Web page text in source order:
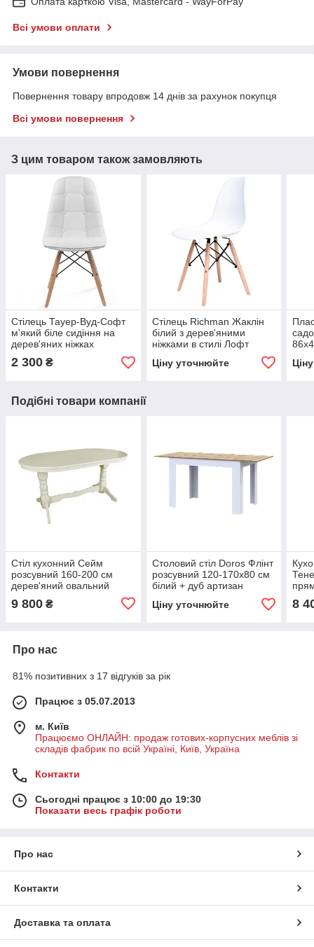
Всі умови оплати
Умови повернення
Повернення товару впродовж 14 днів за рахунок покупця
Всі умови повернення
З цим товаром також замовляють
Стілець Тауер-Вуд-Софт
м'який біле сидіння на
дерев'яних ніжках
2 300 ₴
Стілець Richman Жаклін
білий з дерев'яними
ніжками в стилі Лофт
Ціну уточнюйте
Подібні товари компанії
Стіл кухонний Сейм
розсувний 160-200 см
дерев'яний овальний
9 800 ₴
Столовий стіл Doros Флінт
розсувний 120-170х80 см
білий + дуб артизан
Ціну уточнюйте
8
Про нас
81% позитивних з 17 відгуків за рік
Працює з 05.07.2013
м. Київ
Працюємо ОНЛАЙН: продаж готових-корпусних меблів зі
складів фабрик по всій Україні, Київ, Україна
Контакти
Сьогодні працює з 10:00 до 19:30
Показати весь графік роботи
Про нас
Контакти
Доставка та оплата